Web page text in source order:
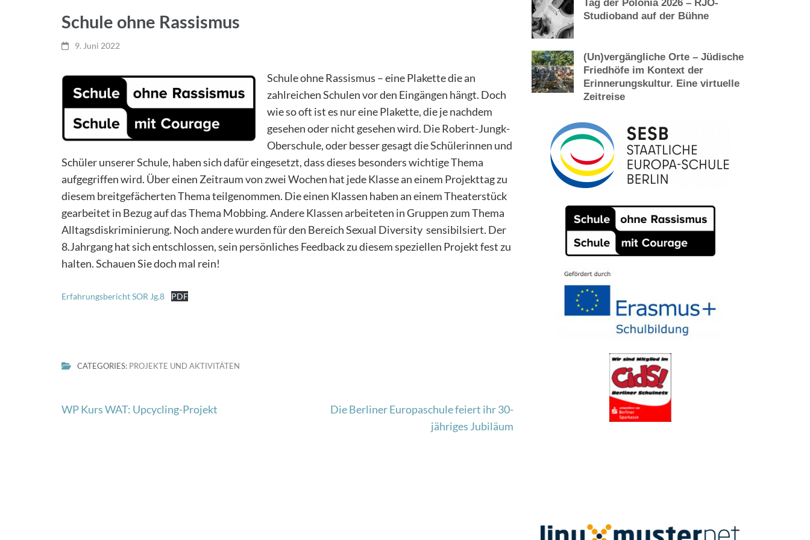
Schule ohne Rassismus
9. Juni 2022
Schule ohne Rassismus – eine Plakette die an
zahlreichen Schulen vor den Eingängen hängt. Doch
wie so oft ist es nur eine Plakette, die je nachdem
gesehen oder nicht gesehen wird. Die Robert-Jungk-
Oberschule, oder besser gesagt die Schülerinnen und
Schüler unserer Schule, haben sich dafür eingesetzt, dass dieses besonders wichtige Thema
aufgegriffen wird. Über einen Zeitraum von zwei Wochen hat jede Klasse an einem Projekttag zu
diesem breitgefächerten Thema teilgenommen. Die einen Klassen haben an einem Theaterstück
gearbeitet in Bezug auf das Thema Mobbing. Andere Klassen arbeiteten in Gruppen zum Thema
Alltagsdiskriminierung. Noch andere wurden für den Bereich Sexual Diversity sensibilsiert. Der
8.Jahrgang hat sich entschlossen, sein persönliches Feedback zu diesem speziellen Projekt fest zu
halten. Schauen Sie doch mal rein!
Erfahrungsbericht SOR Jg.8 PDF
CATEGORIES: PROJEKTE UND AKTIVITÄTEN
Beitragsnavigation
WP Kurs WAT: Upcycling-Projekt
Die Berliner Europaschule feiert ihr 30-
jähriges Jubiläum
Tag der Polonia 2026 – RJO-
Studioband auf der Bühne
(Un)vergängliche Orte – Jüdische
Friedhöfe im Kontext der
Erinnerungskultur. Eine virtuelle
Zeitreise